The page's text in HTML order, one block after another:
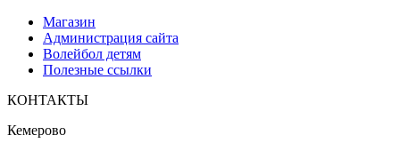
Магазин
Администрация сайта
Волейбол детям
Полезные ссылки
КОНТАКТЫ
Кемерово